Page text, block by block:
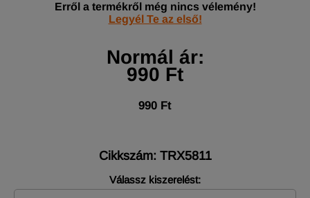
Erről a termékről még nincs vélemény!
Legyél Te az első!
Normál ár:
990 Ft
990 Ft
Cikkszám: TRX5811
Válassz kiszerelést: